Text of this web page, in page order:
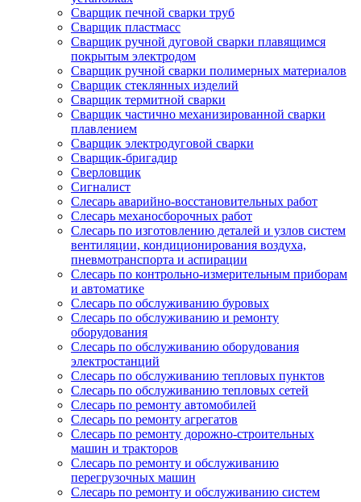
Сварщик печной сварки труб
Сварщик пластмасс
Сварщик ручной дуговой сварки плавящимся
покрытым электродом
Сварщик ручной сварки полимерных материалов
Сварщик стеклянных изделий
Сварщик термитной сварки
Сварщик частично механизированной сварки
плавлением
Сварщик электродуговой сварки
Сварщик-бригадир
Сверловщик
Сигналист
Слесарь аварийно-восстановительных работ
Слесарь механосборочных работ
Слесарь по изготовлению деталей и узлов систем
вентиляции, кондиционирования воздуха,
пневмотранспорта и аспирации
Слесарь по контрольно-измерительным приборам
и автоматике
Слесарь по обслуживанию буровых
Слесарь по обслуживанию и ремонту
оборудования
Слесарь по обслуживанию оборудования
электростанций
Слесарь по обслуживанию тепловых пунктов
Слесарь по обслуживанию тепловых сетей
Слесарь по ремонту автомобилей
Слесарь по ремонту агрегатов
Слесарь по ремонту дорожно-строительных
машин и тракторов
Слесарь по ремонту и обслуживанию
перегрузочных машин
Слесарь по ремонту и обслуживанию систем